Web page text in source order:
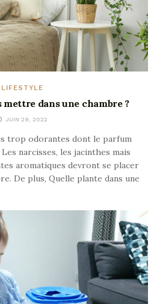
LIFESTYLE
mettre dans une chambre ?
JUIN 29, 2022
trop odorantes dont le parfum
narcisses, les jacinthes mais
aromatiques devront se placer
De plus, Quelle plante dans une